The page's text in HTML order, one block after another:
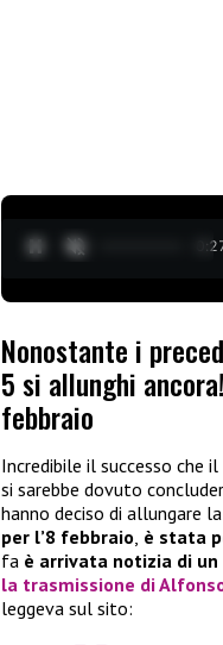
Nonostante i
5 si allunghi
febbraio
Incredibile il successo che il
si sarebbe dovuto
hanno deciso di allungare
per l’8 febbraio, è stata
fa è arrivata notizia di
la trasmissione di
leggeva sul sito: